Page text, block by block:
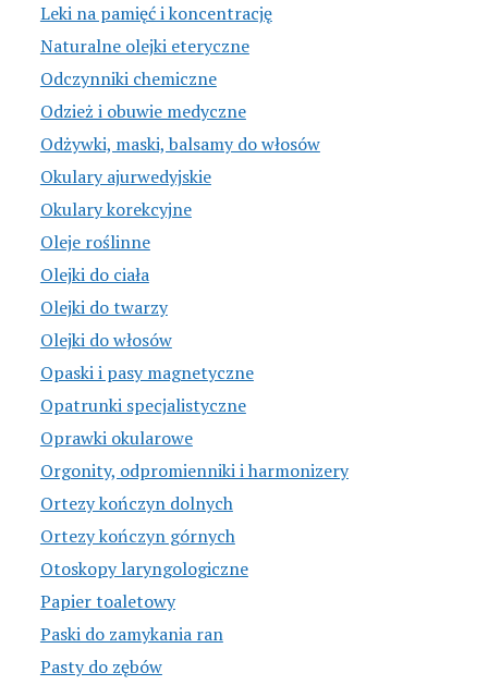
Leki na pamięć i koncentrację
Naturalne olejki eteryczne
Odczynniki chemiczne
Odzież i obuwie medyczne
Odżywki, maski, balsamy do włosów
Okulary ajurwedyjskie
Okulary korekcyjne
Oleje roślinne
Olejki do ciała
Olejki do twarzy
Olejki do włosów
Opaski i pasy magnetyczne
Opatrunki specjalistyczne
Oprawki okularowe
Orgonity, odpromienniki i harmonizery
Ortezy kończyn dolnych
Ortezy kończyn górnych
Otoskopy laryngologiczne
Papier toaletowy
Paski do zamykania ran
Pasty do zębów